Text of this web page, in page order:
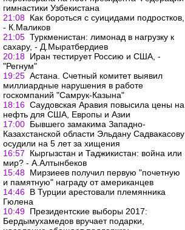
гимнастики Узбекистана
21:08 Как бороться с суицидами подростков,
- К.Маликов
21:05 Туркменистан: лимонад в нагрузку к
сахару, - Д.Мыратбердиев
20:18 Иран тестирует Россию и США, -
"Регнум"
19:25 Астана. Счетный комитет выявил
миллиардные нарушения в работе
госкомпаний "Самрук-Казына"
18:16 Саудовская Аравия повысила цены на
нефть для США, Европы и Азии
17:00 Бывшего замакима Западно-
Казахстанской области Эльдану Садвакасову
осудили на 5 лет за хищения
16:57
Кыргызстан и Таджикистан: война или
мир? - А.Алтынбеков
15:48 Мирзиеев получил первую "почетную
и памятную" награду от американцев
14:46 В Турции арестовали племянника
Гюлена
10:49 Президентские выборы 2017:
Бердымухамедов вручает подарки,